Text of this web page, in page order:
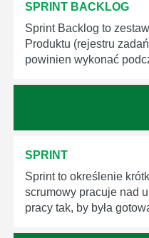
SPRINT BACKLOG
Sprint Backlog to
Produktu (rejestru
powinien wykonać
SPRINT
Sprint to określenie
scrumowy pracuje nad
pracy tak, by była